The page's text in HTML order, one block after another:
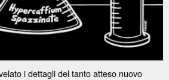
i dettagli del tanto atteso nuovo